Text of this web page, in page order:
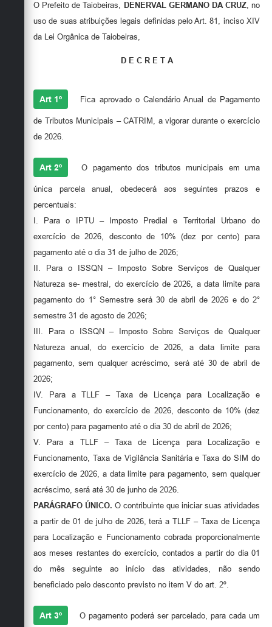
Telefones Úteis
Contato
Sala M. do Empreendedor
Secretarias
O Prefeito de Taiobeiras, DENERVAL GERMANO DA CRUZ, no
uso de suas atribuições legais definidas pelo Art. 81, inciso XIV
da Lei Orgânica de Taiobeiras,
D E C R E T A
Art 1º Fica aprovado o Calendário Anual de Pagamento
de Tributos Municipais – CATRIM, a vigorar durante o exercício
de 2026.
Art 2º O pagamento dos tributos municipais em uma
única parcela anual, obedecerá aos seguintes prazos e
percentuais:
I. Para o IPTU – Imposto Predial e Territorial Urbano do
exercício de 2026, desconto de 10% (dez por cento) para
pagamento até o dia 31 de julho de 2026;
II. Para o ISSQN – Imposto Sobre Serviços de Qualquer
Natureza se- mestral, do exercício de 2026, a data limite para
pagamento do 1° Semestre será 30 de abril de 2026 e do 2°
semestre 31 de agosto de 2026;
III. Para o ISSQN – Imposto Sobre Serviços de Qualquer
Natureza anual, do exercício de 2026, a data limite para
pagamento, sem qualquer acréscimo, será até 30 de abril de
2026;
IV. Para a TLLF – Taxa de Licença para Localização e
Funcionamento, do exercício de 2026, desconto de 10% (dez
por cento) para pagamento até o dia 30 de abril de 2026;
V. Para a TLLF – Taxa de Licença para Localização e
Funcionamento, Taxa de Vigilância Sanitária e Taxa do SIM do
exercício de 2026, a data limite para pagamento, sem qualquer
acréscimo, será até 30 de junho de 2026.
PARÁGRAFO ÚNICO. O contribuinte que iniciar suas atividades
a partir de 01 de julho de 2026, terá a TLLF – Taxa de Licença
para Localização e Funcionamento cobrada proporcionalmente
aos meses restantes do exercício, contados a partir do dia 01
do mês seguinte ao início das atividades, não sendo
beneficiado pelo desconto previsto no item V do art. 2º.
Art 3º O pagamento poderá ser parcelado, para cada um